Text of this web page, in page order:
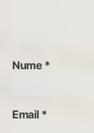
Nume *
Email *